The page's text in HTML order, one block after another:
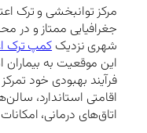
مرکز توانبخشی و ترک
جغرافیایی ممتاز و در
شهری نزدیککمپ ترک
این موقعیت به
فرآیند بهبودی خود
اقامتی استاندارد،
اتاق‌های درمانی،